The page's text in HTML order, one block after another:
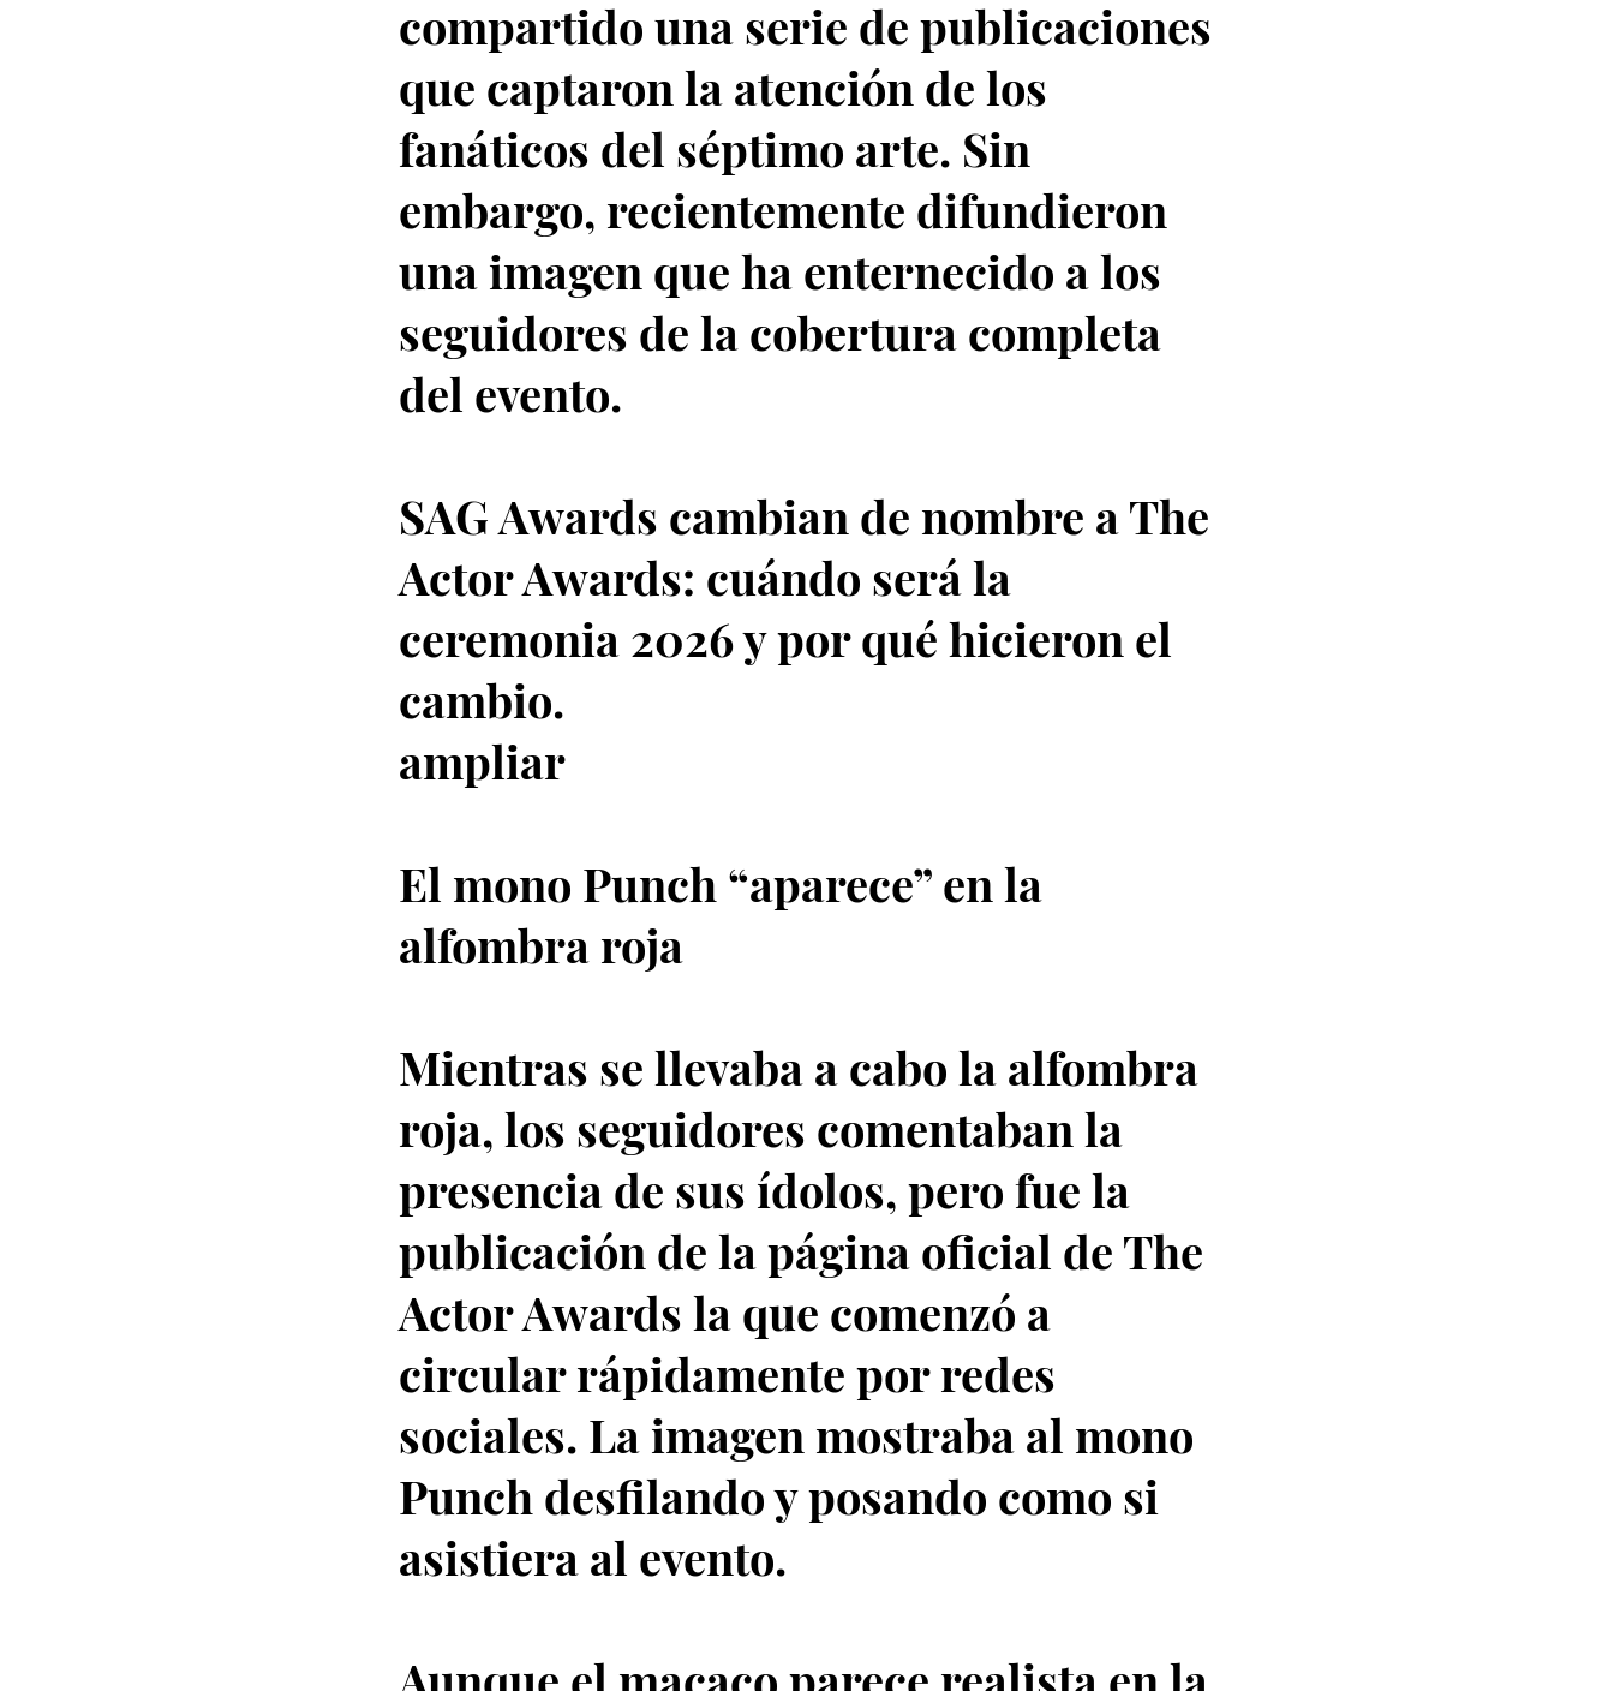
compartido una serie de publicaciones
que captaron la atención de los
fanáticos del séptimo arte. Sin
embargo, recientemente difundieron
una imagen que ha enternecido a los
seguidores de la cobertura completa
del evento.
SAG Awards cambian de nombre a The
Actor Awards: cuándo será la
ceremonia 2026 y por qué hicieron el
cambio.
ampliar
El mono Punch “aparece” en la
alfombra roja
Mientras se llevaba a cabo la alfombra
roja, los seguidores comentaban la
presencia de sus ídolos, pero fue la
publicación de la página oficial de The
Actor Awards la que comenzó a
circular rápidamente por redes
sociales. La imagen mostraba al mono
Punch desfilando y posando como si
asistiera al evento.